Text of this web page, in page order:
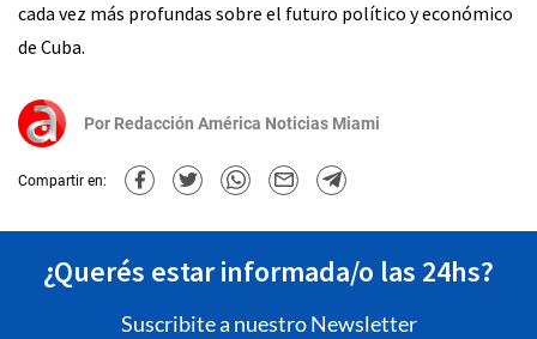
cada vez más profundas sobre el futuro político y económico
de Cuba.
Por Redacción América Noticias Miami
Compartir en:
¿Querés estar informada/o las 24hs?
Suscribite a nuestro Newsletter